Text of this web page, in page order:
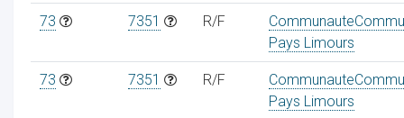
73 7351 R/F
Pays Limours
73 7351 R/F
Pays Limours